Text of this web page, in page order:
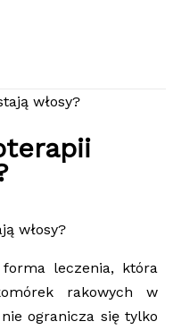
włosy?
leczenia, która
rakowych w
ogranicza się tylko